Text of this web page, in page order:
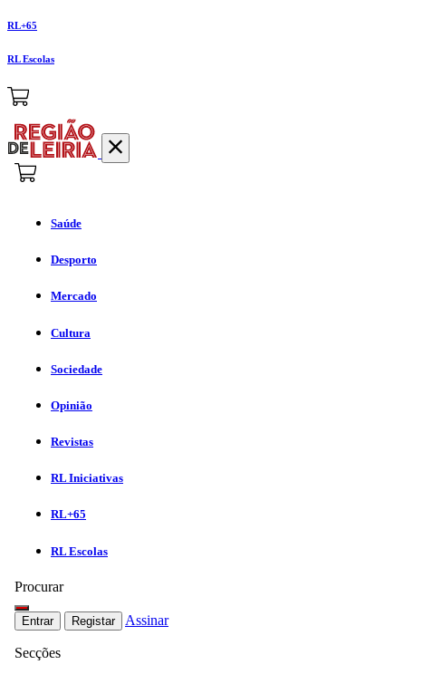
RL+65
RL Escolas
Saúde
Desporto
Mercado
Cultura
Sociedade
Opinião
Revistas
RL Iniciativas
RL+65
RL Escolas
Procurar
Entrar Registar Assinar
Secções